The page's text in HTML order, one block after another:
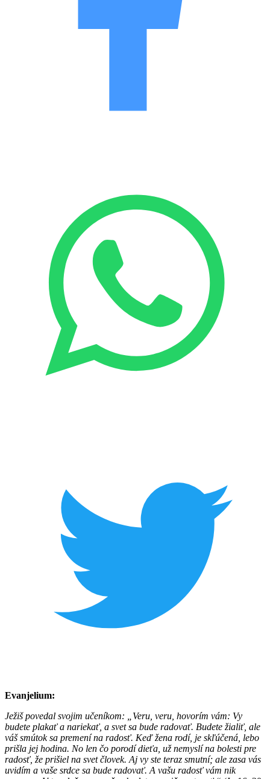
Evanjelium:
Ježiš povedal svojim učeníkom: „Veru, veru, hovorím vám: Vy
budete plakať a nariekať, a svet sa bude radovať. Budete žialiť, ale
váš smútok sa premení na radosť. Keď žena rodí, je skľúčená, lebo
prišla jej hodina. No len čo porodí dieťa, už nemyslí na bolesti pre
radosť, že prišiel na svet človek. Aj vy ste teraz smutní; ale zasa vás
uvidím a vaše srdce sa bude radovať. A vašu radosť vám nik